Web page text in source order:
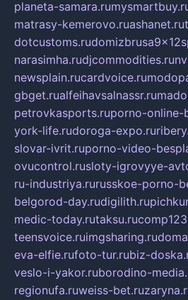
planeta-samara.ru
matrasy-kemerovo.ruashanet.ru
dotcustoms.ru
narasimha.rudjcommodities.ru
newsplain.rucardvoice.ru
gbget.rualfeihavsalnassr.ru
petrovkasports.ruporno-online-
york-life.rudoroga-expo.ru
slovar-ivrit.ruporno-video-
ovucontrol.rusloty-igrovyye-
ru-industriya.rurusskoe-porno-
belgorod-day.rudigilith.ru
medic-today.rutaksu.ru
teensvoice.ruimgsharing.ru
eva-elfie.rufoto-tur.rubiz-
veslo-i-yakor.ruborodino-
regionufa.ruweiss-bet.ru